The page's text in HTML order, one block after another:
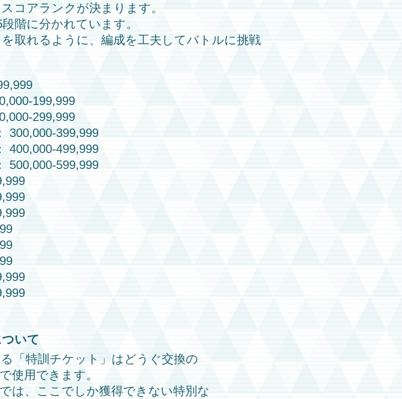
コアランクが決まります。
階に分かれています。
取れるように、編成を工夫してバトルに挑戦
199,999
299,999
300,000-399,999
400,000-499,999
500,000-599,999
ついて
「特訓チケット」はどうぐ交換の
で使用できます。
では、ここでしか獲得できない特別な